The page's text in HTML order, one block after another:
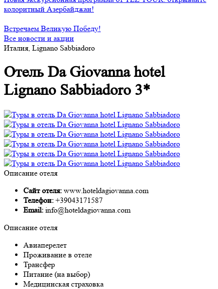
колоритный Азербайджан!
Встречаем Великую Победу!
Все новости и акции
Италия, Lignano Sabbiadoro
Отель Da Giovanna hotel
Lignano Sabbiadoro 3*
Описание отеля
Сайт отеля: www.hoteldagiovanna.com
Телефон: +39043171587
Email: info@hoteldagiovanna.com
Описание отеля
Авиаперелет
Проживание в отеле
Трансфер
Питание (на выбор)
Медицинская страховка